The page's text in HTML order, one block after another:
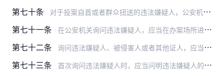
第七十条 对于投案自首或者群众扭送的违法嫌疑人，公安机关应当立即进行询问查证，并在询问笔录中记明违法嫌疑人到案经过、到案和离开时间。询问查证时间适用本规定第六十九条第一款…
第七十一条 在公安机关询问违法嫌疑人，应当在办案场所进行。
第七十二条 询问违法嫌疑人、被侵害人或者其他证人，应当个别进行。
第七十三条 首次询问违法嫌疑人时，应当问明违法嫌疑人的姓名、出生日期、户籍所在地、现住址、身份证件种类及号码，是否为各级人民代表大会代表，是否受过刑事处罚或者行政拘留、收容…